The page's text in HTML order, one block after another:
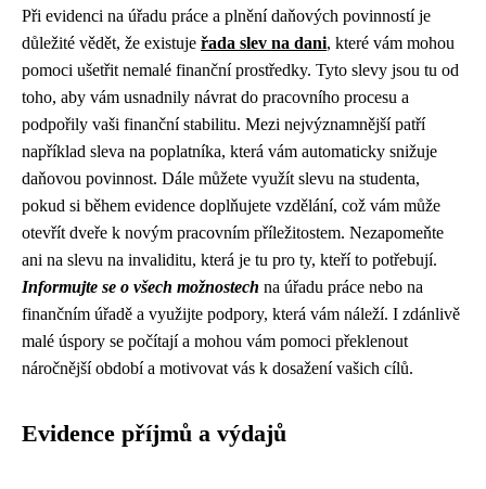
Při evidenci na úřadu práce a plnění daňových povinností je
důležité vědět, že existuje řada slev na dani, které vám mohou
pomoci ušetřit nemalé finanční prostředky. Tyto slevy jsou tu od
toho, aby vám usnadnily návrat do pracovního procesu a
podpořily vaši finanční stabilitu. Mezi nejvýznamnější patří
například sleva na poplatníka, která vám automaticky snižuje
daňovou povinnost. Dále můžete využít slevu na studenta,
pokud si během evidence doplňujete vzdělání, což vám může
otevřít dveře k novým pracovním příležitostem. Nezapomeňte
ani na slevu na invaliditu, která je tu pro ty, kteří to potřebují.
Informujte se o všech možnostech na úřadu práce nebo na
finančním úřadě a využijte podpory, která vám náleží. I zdánlivě
malé úspory se počítají a mohou vám pomoci překlenout
náročnější období a motivovat vás k dosažení vašich cílů.
Evidence příjmů a výdajů